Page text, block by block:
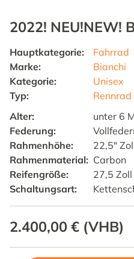
2022! NEU!NEW!
Hauptkategorie:
Fahrrad
Marke:
Bianchi
Kategorie:
Unisex
Typ:
Rennrad
Alter:
unter 6
Federung:
Rahmenhöhe:
22,5"
Rahmenmaterial: Carbon
Reifengröße:
27,5 Zoll
Schaltungsart:
2.400,00 € (VHB)